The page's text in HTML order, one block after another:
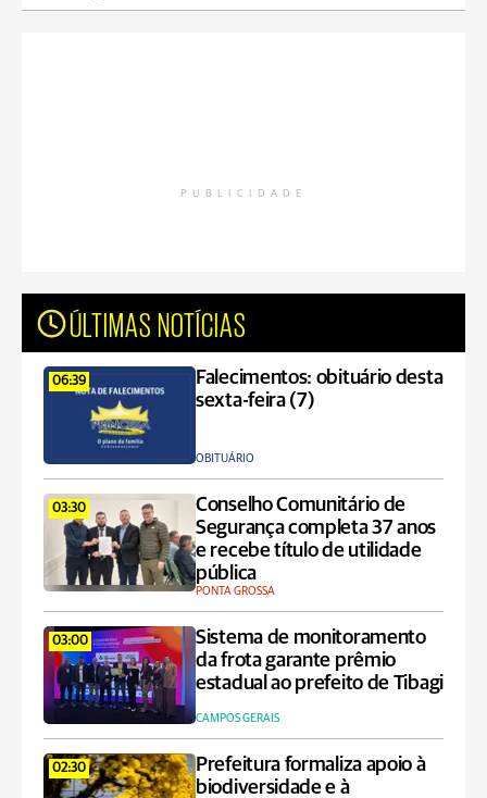
PUBLICIDADE
ÚLTIMAS NOTÍCIAS
06:39
Falecimentos: obituário desta
sexta-feira (7)
OBITUÁRIO
03:30
Conselho Comunitário de
Segurança completa 37 anos
e recebe título de utilidade
pública
PONTA GROSSA
03:00
Sistema de monitoramento
da frota garante prêmio
estadual ao prefeito de Tibagi
CAMPOS GERAIS
02:30
Prefeitura formaliza apoio à
biodiversidade e à